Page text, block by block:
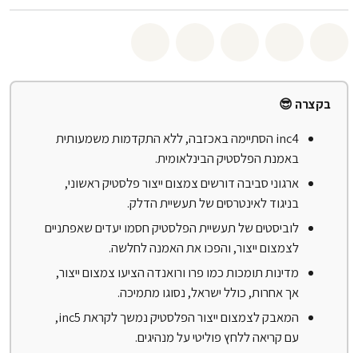
בקצרה 😎
inc4 הסתיימה באכזבה, ללא התקדמות משמעותית
באמנת הפלסטיק הבינלאומית.
ארגוני סביבה דורשים צמצום ייצור פלסטיק ראשוני,
בניגוד לאינטרסים של תעשיית הדלק.
לוביסטים של תעשיית הפלסטיק חסמו יעדים שאפתניים
לצמצום ייצור, והפכו את האמנה לחלשה.
מדינות תומכות כמו פרו ורואנדה הציעו צמצום ייצור,
אך אחרות, כולל ישראל, נסוגו מתמיכה.
המאבק לצמצום ייצור הפלסטיק נמשך לקראת inc5,
עם קריאה ללחץ פוליטי על מנהיגים.